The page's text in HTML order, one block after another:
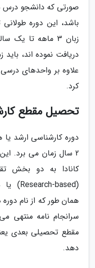
صورتی که دانشجو درس
باشد، این دوره
زبان 3 ماهه تا
دریافت نموده اند،
علاوه بر واحدهای
کرد.
تحصیل مقطع
دوره کارشناسی ارشد
2 سال زمان می برد.
کانادا به دو بخش
همان طور که از نام
سرانجام نامه منتهی
مقطع تحصیلی بعدی
دهد.